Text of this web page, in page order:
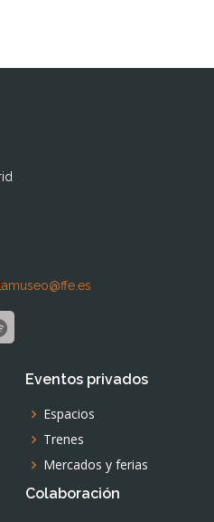
Eventos privados
Espacios
Trenes
Mercados y ferias
Colaboración